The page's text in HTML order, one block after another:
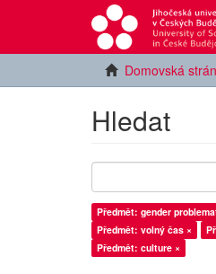
Domovská
Hledat
Předmět: gender
Předmět: volný čas ×
Předmět: culture ×